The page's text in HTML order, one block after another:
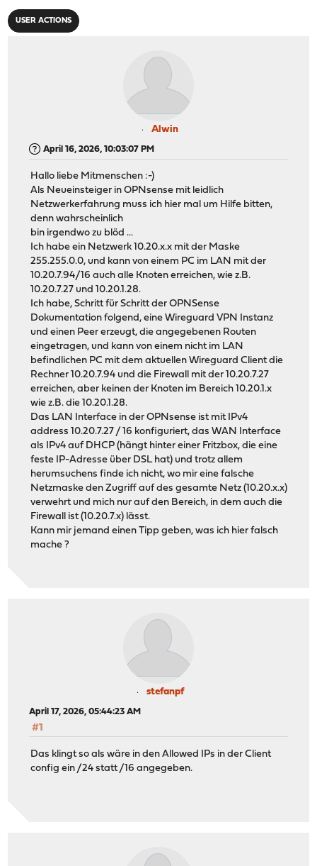
USER ACTIONS
Alwin
April 16, 2026, 10:03:07 PM
Hallo liebe Mitmenschen :-)
Als Neueinsteiger in OPNsense mit leidlich
Netzwerkerfahrung muss ich hier mal um Hilfe bitten,
denn wahrscheinlich
bin irgendwo zu blöd ...
Ich habe ein Netzwerk 10.20.x.x mit der Maske
255.255.0.0, und kann von einem PC im LAN mit der
10.20.7.94/16 auch alle Knoten erreichen, wie z.B.
10.20.7.27 und 10.20.1.28.
Ich habe, Schritt für Schritt der OPNSense
Dokumentation folgend, eine Wireguard VPN Instanz
und einen Peer erzeugt, die angegebenen Routen
eingetragen, und kann von einem nicht im LAN
befindlichen PC mit dem aktuellen Wireguard Client die
Rechner 10.20.7.94 und die Firewall mit der 10.20.7.27
erreichen, aber keinen der Knoten im Bereich 10.20.1.x
wie z.B. die 10.20.1.28.
Das LAN Interface in der OPNsense ist mit IPv4
address 10.20.7.27 / 16 konfiguriert, das WAN Interface
als IPv4 auf DHCP (hängt hinter einer Fritzbox, die eine
feste IP-Adresse über DSL hat) und trotz allem
herumsuchens finde ich nicht, wo mir eine falsche
Netzmaske den Zugriff auf des gesamte Netz (10.20.x.x)
verwehrt und mich nur auf den Bereich, in dem auch die
Firewall ist (10.20.7.x) lässt.
Kann mir jemand einen Tipp geben, was ich hier falsch
mache ?
stefanpf
April 17, 2026, 05:44:23 AM
#1
Das klingt so als wäre in den Allowed IPs in der Client
config ein /24 statt /16 angegeben.